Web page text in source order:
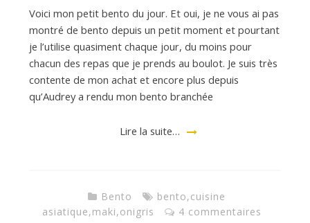
Voici mon petit bento du jour. Et oui, je ne vous ai pas
montré de bento depuis un petit moment et pourtant
je l’utilise quasiment chaque jour, du moins pour
chacun des repas que je prends au boulot. Je suis très
contente de mon achat et encore plus depuis
qu’Audrey a rendu mon bento branchée
Lire la suite…
Bento bento,cuisine
asiatique,maki,onigris 4 commentaires